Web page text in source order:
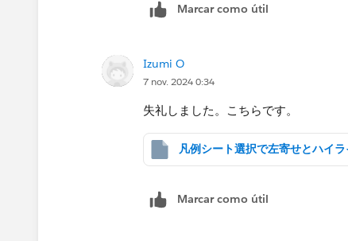
Marcar como útil
Izumi O
7 nov. 2024 0:34
失礼しました。こちらです。
Marcar como útil